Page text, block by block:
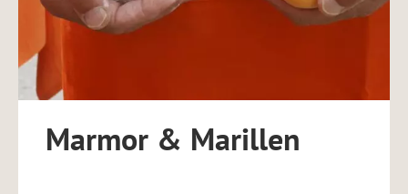
GUTSCHEIN SCHENKEN
KONTAKT & ANREISE
KULTUR ENTDECKEN
URLAUBSBEGLEITER
WETTER
VINSCHGAUCARD
ANZAHLUNG
Marmor & Marillen